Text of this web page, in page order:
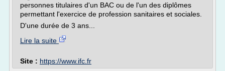
personnes titulaires d'un BAC ou de l'un des diplômes
permettant l'exercice de profession sanitaires et sociales.
D'une durée de 3 ans...
Lire la suite
Site : https://www.ifc.fr